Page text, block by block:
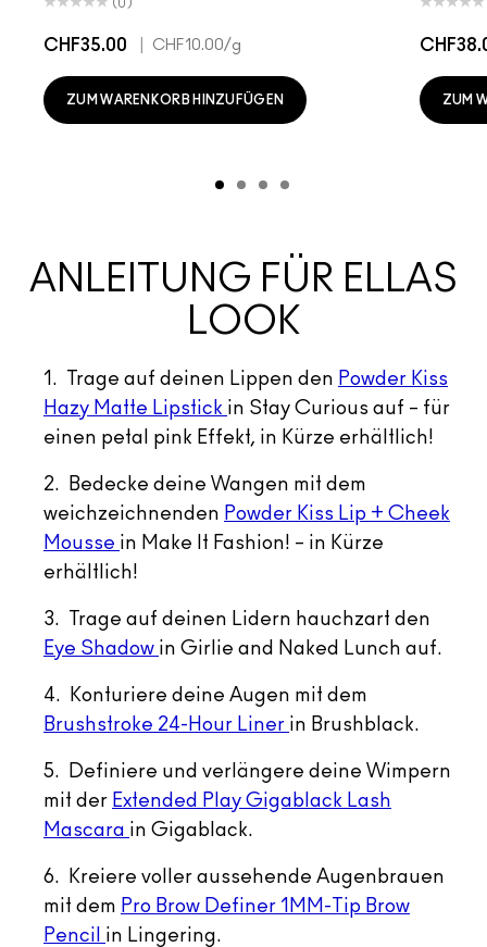
(0)
CHF35.00 CHF10.00/g
ZUM WARENKORB HINZUFÜGEN ZUM
ANLEITUNG FÜR ELLAS
LOOK
1. Trage auf deinen Lippen den Powder Kiss
Hazy Matte Lipstick in Stay Curious auf – für
einen petal pink Effekt, in Kürze erhältlich!
2. Bedecke deine Wangen mit dem
weichzeichnenden Powder Kiss Lip + Cheek
Mousse in Make It Fashion! – in Kürze
erhältlich!
3. Trage auf deinen Lidern hauchzart den
Eye Shadow in Girlie and Naked Lunch auf.
4. Konturiere deine Augen mit dem
Brushstroke 24-Hour Liner in Brushblack.
5. Definiere und verlängere deine Wimpern
mit der Extended Play Gigablack Lash
Mascara in Gigablack.
6. Kreiere voller aussehende Augenbrauen
mit dem Pro Brow Definer 1MM-Tip Brow
Pencil in Lingering.